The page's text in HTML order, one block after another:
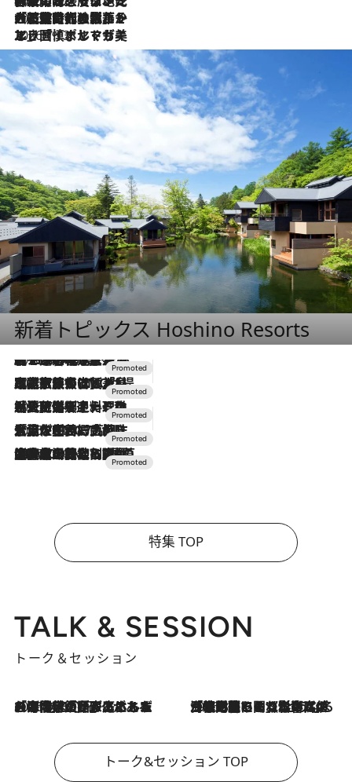
2026.7.21
大航海時代の栄華から、震災、独裁、そして革命へ。ポルトガル・首都リスボンの石畳に刻まれた「歴史の光と影」
2026.7.13
エッセイ・ヤマザキマリ「慎ましくも美しき国 ポルトガル」
新着トピックス Hoshino Resorts
2026.8.7
【トンボの足水浴】ヒノキの香りに包まれて涼感マックス！約13℃の湧水かけ流しを避暑地「星野温泉 トンボの湯」で体験
2026.7.31
【ホテル帰省】という選択肢をOMOが提案。家族とほどよい距離を保つには「昼は実家、夜は気兼ねなくホテルで！」
2026.7.24
【夏限定ディナーコース】旬を迎える稚鮎や花ズッキーニなどをイタリア・トスカーナの郷土料理の手法で満喫！
2026.7.17
「土佐和ハーブかき氷」がOMO7高知に登場！生姜、山椒、大葉など目にも舌にも涼を呼ぶ郷土の味
2026.7.10
NEW OPEN！【界 草津】名湯の地に誕生。趣の異なる2種の温泉と上州ならではの会席・蕎麦割烹など美食を味わう究極の癒やし旅
特集 TOP
TALK & SESSION
トーク＆セッション
2026.8.3
「今後値上げがあるとすれば…」「リスクがあるのは今年の冬」エネルギー専門家が語る、ホルムズ海峡封鎖が家庭にもたらす“ある心配” 2026.8.3
「住宅建てられない…」「サーチャージ料の高値が続いている」ホルムズ海峡封鎖による影響はいつまで続く？《エネルギー専門家に聞く“どうなる日本の暮らし”》
トーク&セッション TOP